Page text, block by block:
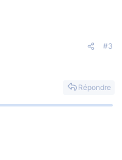
#3
Répondre